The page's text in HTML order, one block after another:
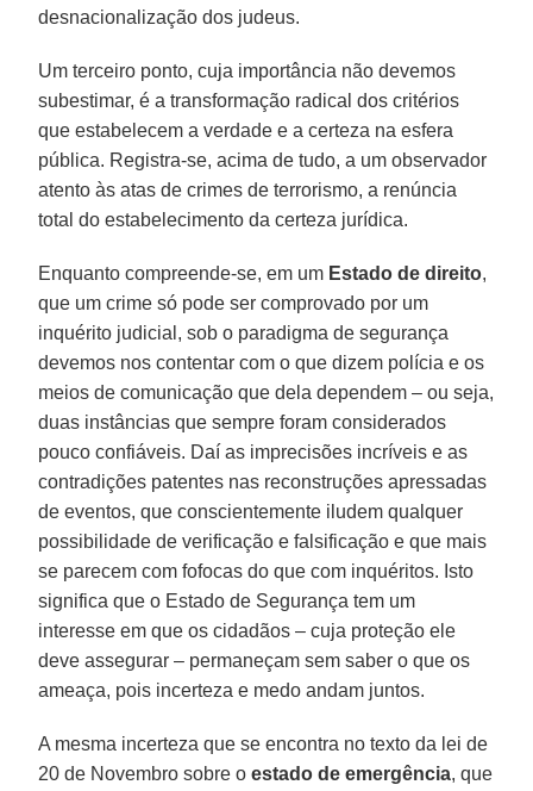
desnacionalização dos judeus.
Um terceiro ponto, cuja importância não devemos
subestimar, é a transformação radical dos critérios
que estabelecem a verdade e a certeza na esfera
pública. Registra-se, acima de tudo, a um observador
atento às atas de crimes de terrorismo, a renúncia
total do estabelecimento da certeza jurídica.
Enquanto compreende-se, em um Estado de direito,
que um crime só pode ser comprovado por um
inquérito judicial, sob o paradigma de segurança
devemos nos contentar com o que dizem polícia e os
meios de comunicação que dela dependem – ou seja,
duas instâncias que sempre foram considerados
pouco confiáveis. Daí as imprecisões incríveis e as
contradições patentes nas reconstruções apressadas
de eventos, que conscientemente iludem qualquer
possibilidade de verificação e falsificação e que mais
se parecem com fofocas do que com inquéritos. Isto
significa que o Estado de Segurança tem um
interesse em que os cidadãos – cuja proteção ele
deve assegurar – permaneçam sem saber o que os
ameaça, pois incerteza e medo andam juntos.
A mesma incerteza que se encontra no texto da lei de
20 de Novembro sobre oestado de emergência, que